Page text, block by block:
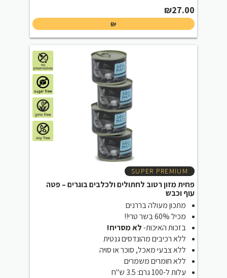
₪27.00
₪
SUPER PREMIUM
פחית מזון רטוב לחתולים ולכלבים בוגרים – פטה
עוף וכבש
מתכון מעולה בררנים
מכיל 60% בשר טרי!!
בזכות האיכות-לא מסריח!
ללא רכיבים מהונדסים גנטית
ללא צבעי מאכל, סוכר או סויה
ללא חומרים משמרים
עלות ל-100 גרם: 3.5 ש"ח